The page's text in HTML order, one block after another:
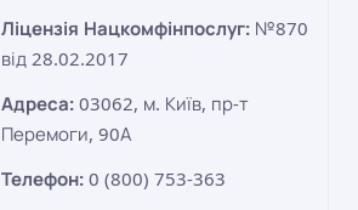
Ліцензія Нацкомфінпослуг: №870
від 28.02.2017
Адреса: 03062, м. Київ, пр-т
Перемоги, 90А
Телефон: 0 (800) 753-363